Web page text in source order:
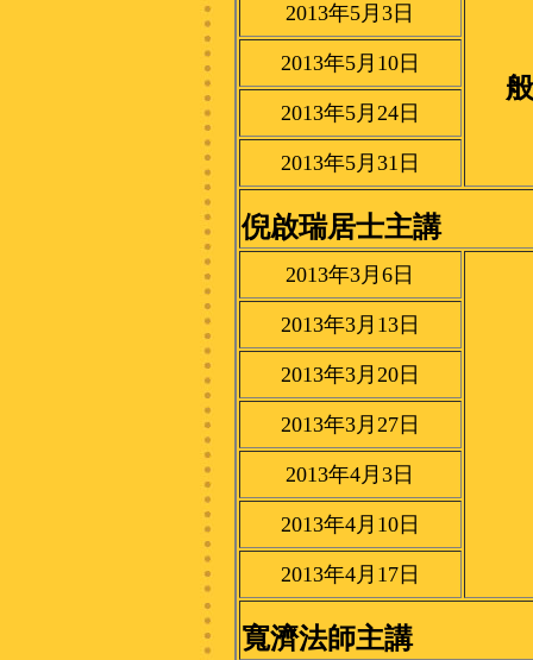
2013年5月3日
2013年5月10日
2013年5月24日
2013年5月31日
倪啟瑞居士主講
2013年3月6日
2013年3月13日
2013年3月20日
2013年3月27日
2013年4月3日
2013年4月10日
2013年4月17日
寬濟法師主講